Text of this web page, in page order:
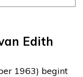
Edith
1963) begint